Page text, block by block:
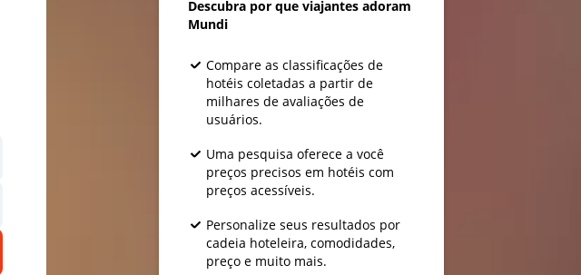
Descubra por que viajantes adoram
Mundi
Compare as classificações de
hotéis coletadas a partir de
milhares de avaliações de
usuários.
Uma pesquisa oferece a você
preços precisos em hotéis com
preços acessíveis.
Personalize seus resultados por
cadeia hoteleira, comodidades,
preço e muito mais.